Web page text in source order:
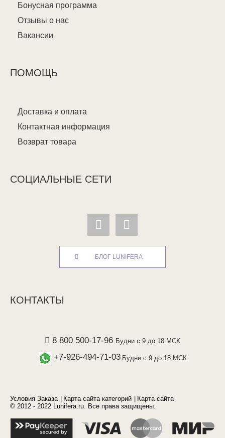
Бонусная программа
Отзывы о нас
Вакансии
ПОМОЩЬ
Доставка и оплата
Контактная информация
Возврат товара
СОЦИАЛЬНЫЕ СЕТИ
БЛОГ LUNIFERA
КОНТАКТЫ
8 800 500-17-96 Будни с 9 до 18 МСК
+7-926-494-71-03 Будни с 9 до 18 МСК
Условия Заказа Карта сайта категорий
Карта сайта
© 2012 - 2022 Lunifera.ru. Все права защищены.